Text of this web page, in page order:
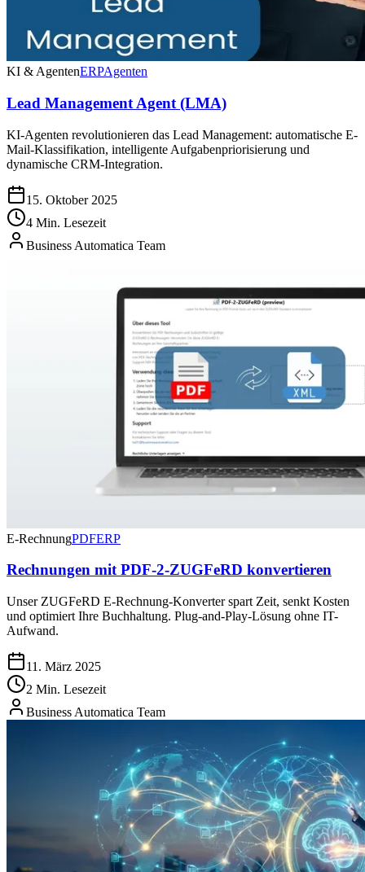
KI & AgentenERPAgenten
Lead Management Agent (LMA)
KI-Agenten revolutionieren das Lead Management: automatische E-
Mail-Klassifikation, intelligente Aufgabenpriorisierung und
dynamische CRM-Integration.
15. Oktober 2025
4 Min. Lesezeit
Business Automatica Team
E-RechnungPDFERP
Rechnungen mit PDF-2-ZUGFeRD konvertieren
Unser ZUGFeRD E-Rechnung-Konverter spart Zeit, senkt Kosten
und optimiert Ihre Buchhaltung. Plug-and-Play-Lösung ohne IT-
Aufwand.
11. März 2025
2 Min. Lesezeit
Business Automatica Team